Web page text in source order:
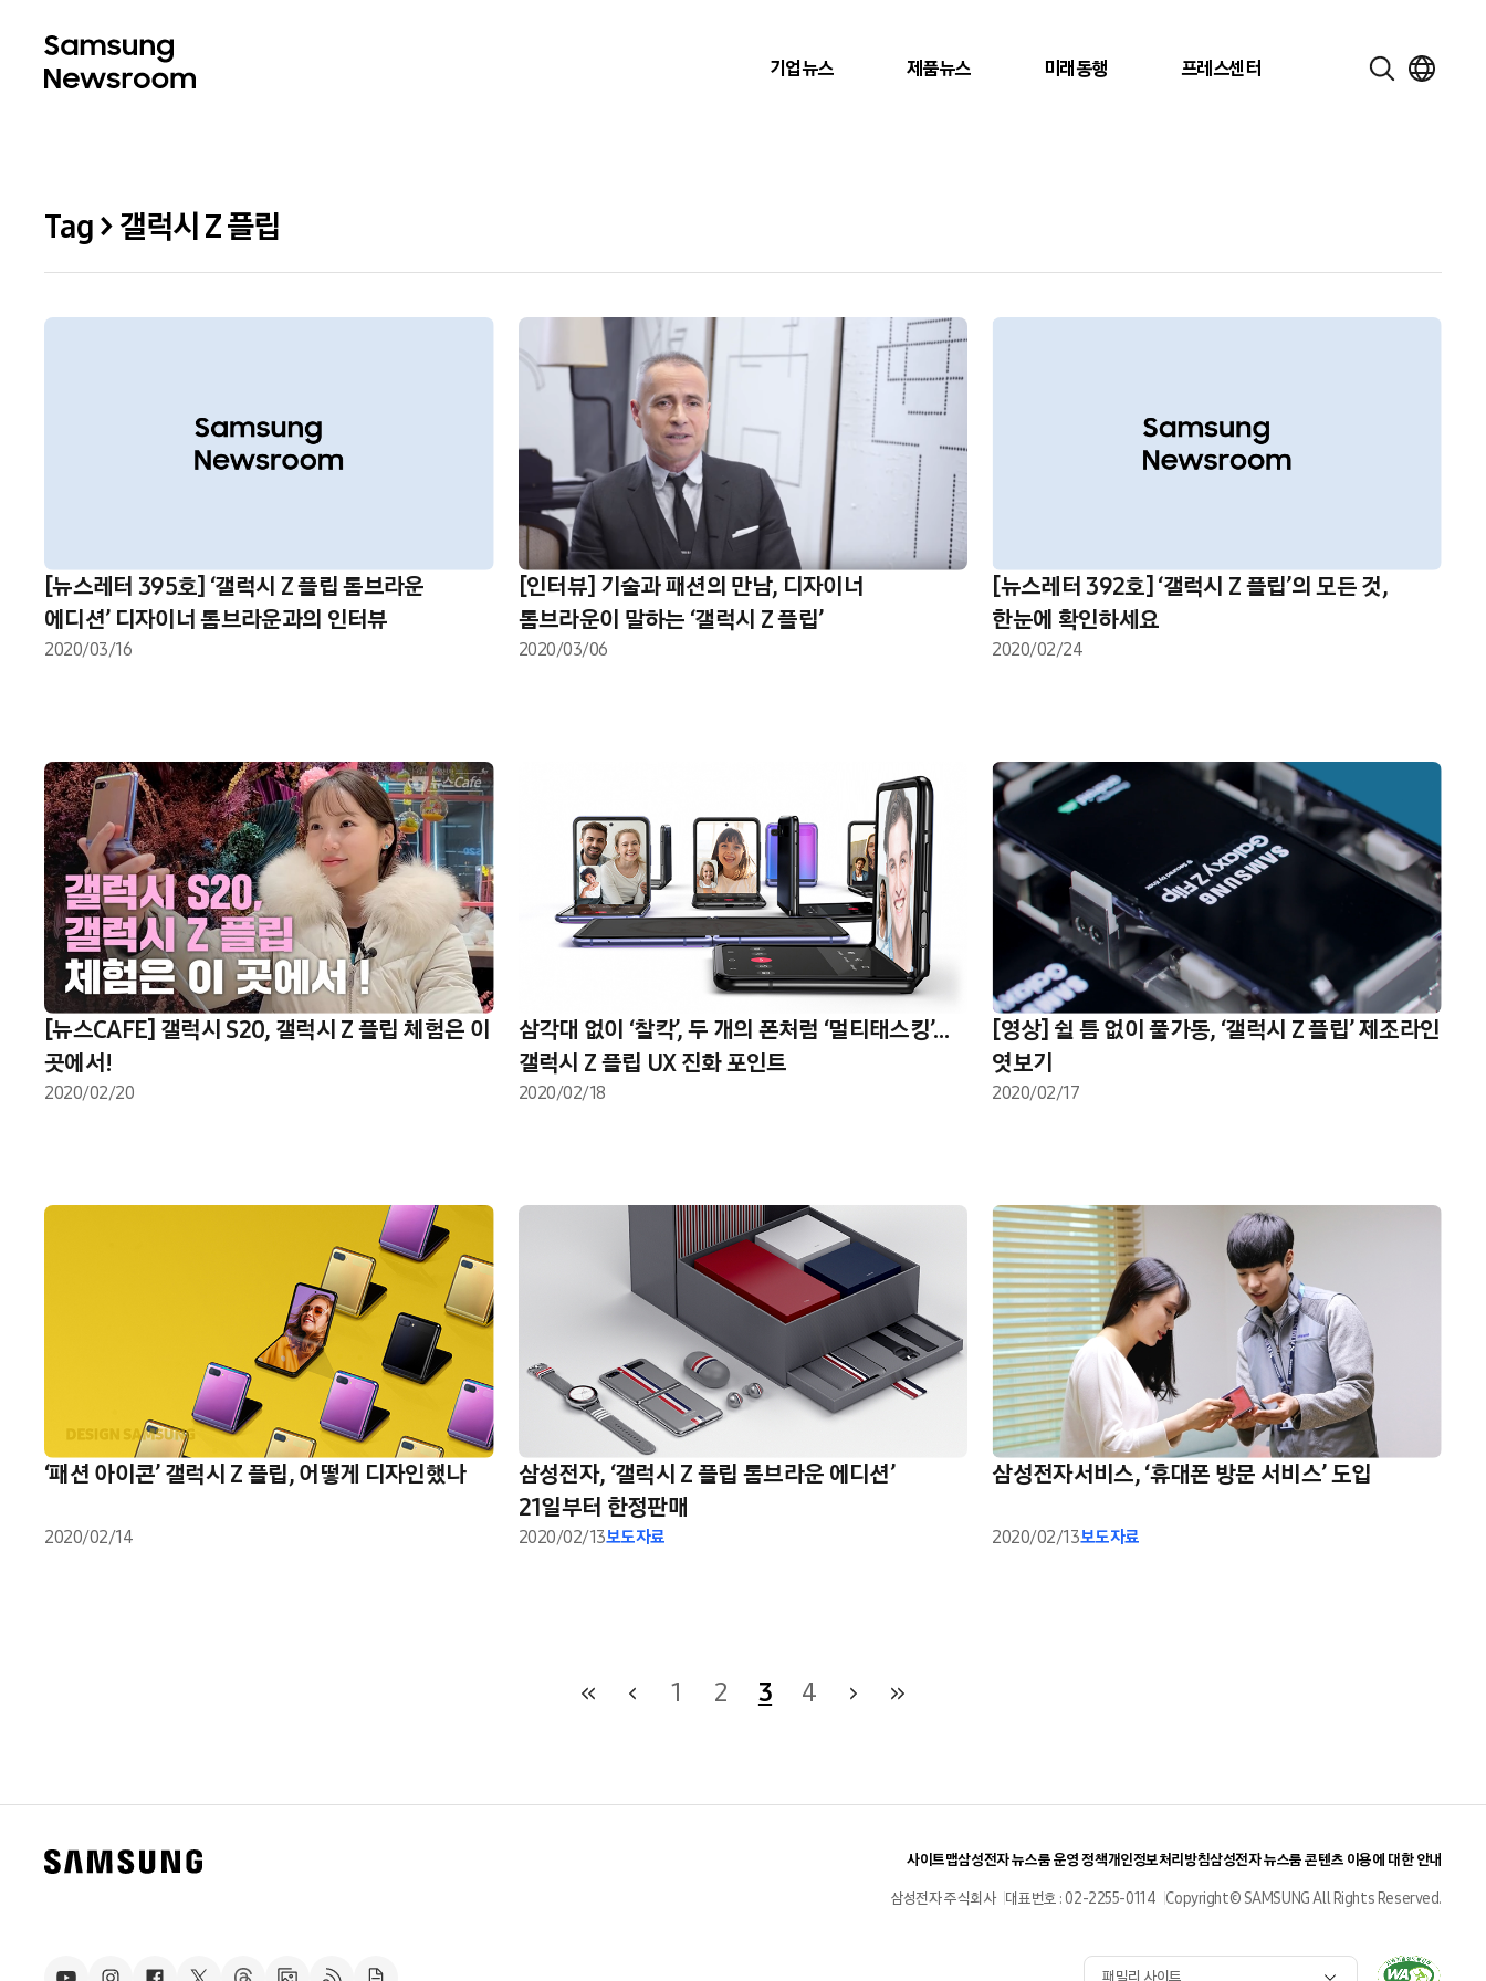
기업뉴스 제품뉴스 미래동행 프레스센터
Tag > 갤럭시 Z 플립
[뉴스레터 395호] ‘갤럭시 Z 플립 톰브라운
에디션’ 디자이너 톰브라운과의 인터뷰
2020/03/16
[인터뷰] 기술과 패션의 만남, 디자이너
톰브라운이 말하는 ‘갤럭시 Z 플립’
2020/03/06
[뉴스레터 392호] ‘갤럭시 Z 플립’의 모든 것,
한눈에 확인하세요
2020/02/24
[뉴스CAFE] 갤럭시 S20, 갤럭시 Z 플립 체험은 이
곳에서!
2020/02/20
삼각대 없이 ‘찰칵’, 두 개의 폰처럼 ‘멀티태스킹’…
갤럭시 Z 플립 UX 진화 포인트
2020/02/18
[영상] 쉴 틈 없이 풀가동, ‘갤럭시 Z 플립’ 제조라인
엿보기
2020/02/17
‘패션 아이콘’ 갤럭시 Z 플립, 어떻게 디자인했나
2020/02/14
삼성전자, ‘갤럭시 Z 플립 톰브라운 에디션’
21일부터 한정판매
2020/02/13보도자료
삼성전자서비스, ‘휴대폰 방문 서비스’ 도입
2020/02/13보도자료
1 2 3 4
사이트맵삼성전자 뉴스룸 운영 정책개인정보처리방침삼성전자 뉴스룸 콘텐츠 이용에 대한 안내
삼성전자 주식회사 대표번호 : 02-2255-0114 Copyright© SAMSUNG All Rights Reserved.